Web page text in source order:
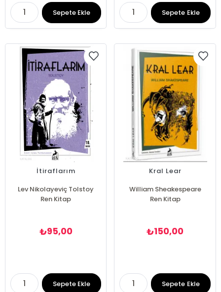
Sepete Ekle Sepete Ekle
İtiraflarım
Lev Nikolayeviç Tolstoy
Ren Kitap
₺95,00
Sepete Ekle
Kral Lear
William Sheakespeare
Ren Kitap
₺150,00
Sepete Ekle